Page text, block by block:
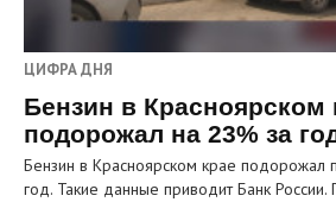
ЦИФРА ДНЯ
Бензин в Красноярском
подорожал на 23% за
Бензин в Красноярском крае подорожал
год. Такие данные приводит Банк